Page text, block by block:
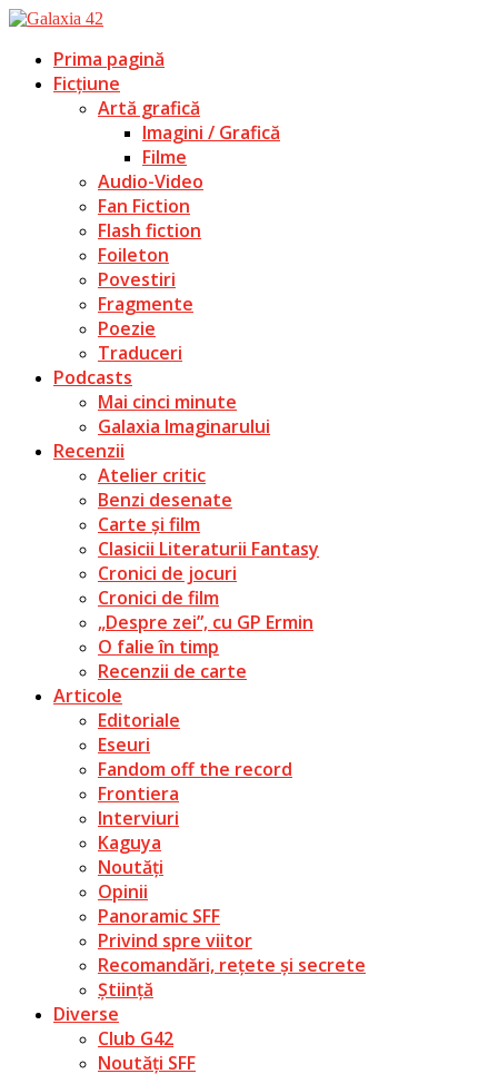
Prima pagină
Ficțiune
Artă grafică
Imagini / Grafică
Filme
Audio-Video
Fan Fiction
Flash fiction
Foileton
Povestiri
Fragmente
Poezie
Traduceri
Podcasts
Mai cinci minute
Galaxia Imaginarului
Recenzii
Atelier critic
Benzi desenate
Carte și film
Clasicii Literaturii Fantasy
Cronici de jocuri
Cronici de film
„Despre zei”, cu GP Ermin
O falie în timp
Recenzii de carte
Articole
Editoriale
Eseuri
Fandom off the record
Frontiera
Interviuri
Kaguya
Noutăți
Opinii
Panoramic SFF
Privind spre viitor
Recomandări, rețete și secrete
Știință
Diverse
Club G42
Noutăți SFF